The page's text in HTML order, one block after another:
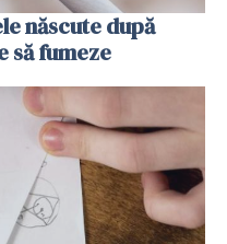
născute după
să fumeze